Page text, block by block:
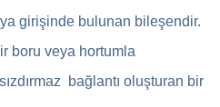
girişinde bulunan bileşendir.
boru veya hortumla
bağlantı oluşturan bir